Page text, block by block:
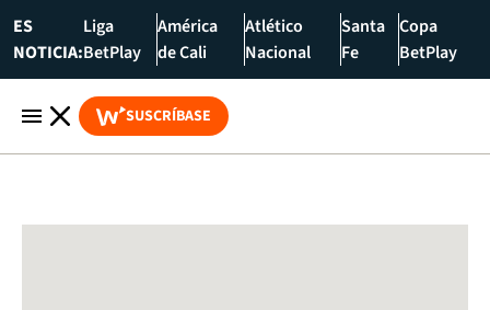
ES
NOTICIA:
Liga
BetPlay
América
de Cali
Atlético
Nacional
Santa
Fe
Copa
BetPlay
SUSCRÍBASE